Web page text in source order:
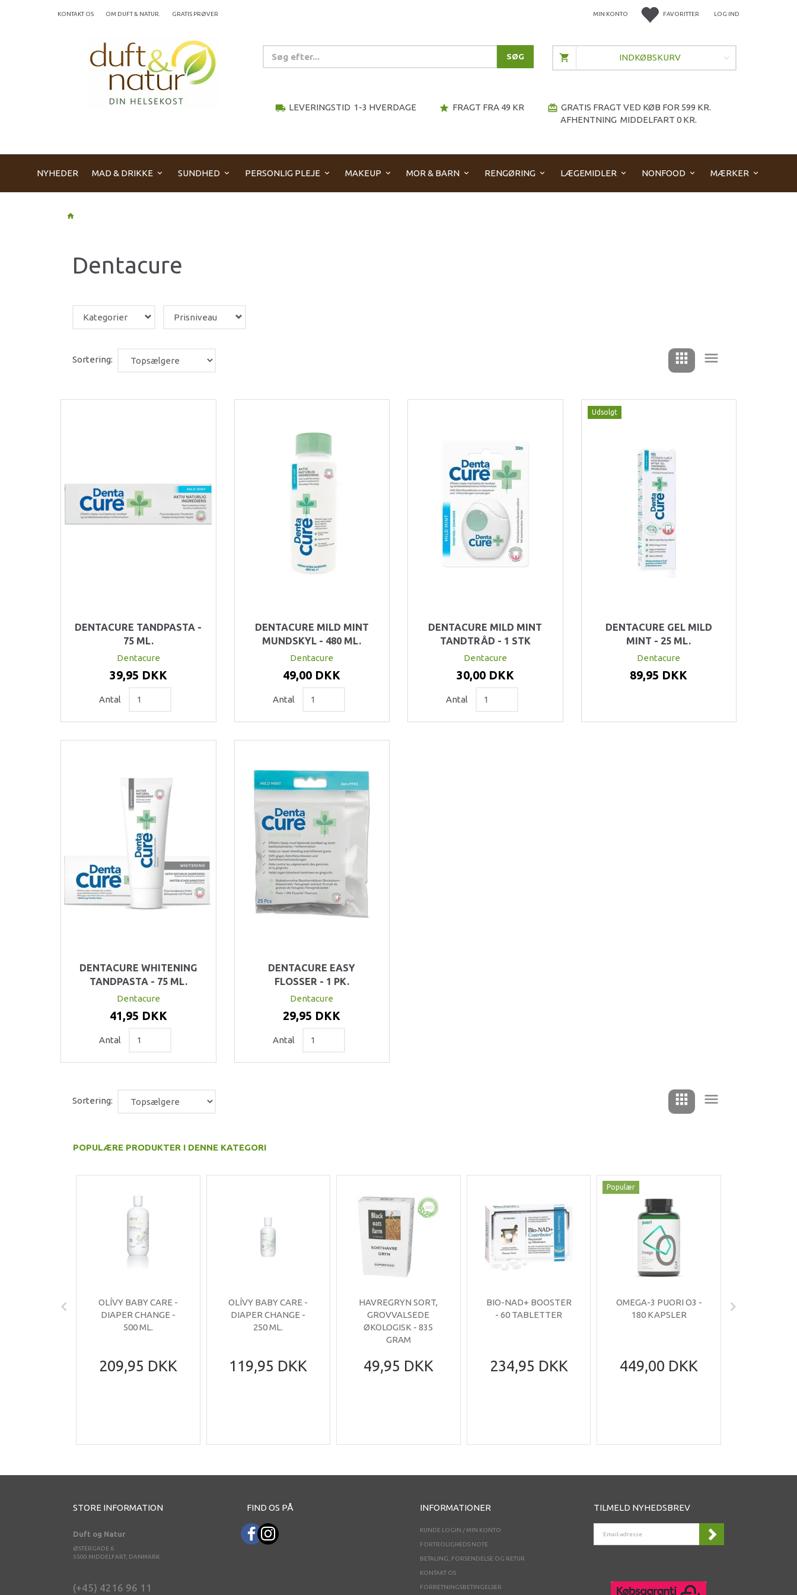
FAVORITTER LOG IND
MIN KONTO
KONTAKT OS OM DUFT & NATUR. GRATIS PRØVER
SØG
local_shipping LEVERINGSTID 1-3 HVERDAGE star FRAGT FRA 49 KR redeem GRATIS FRAGT VED KØB FOR 599 KR.
AFHENTNING MIDDELFART 0 KR.
INDKØBSKURV
NYHEDER MAD & DRIKKE SUNDHED PERSONLIG PLEJE MAKEUP MOR & BARN RENGØRING LÆGEMIDLER NONFOOD MÆRKER
Dentacure
Kategorier Prisniveau
Sortering:
DENTACURE TANDPASTA -
75 ML.
Dentacure
39,95 DKK
Antal
DENTACURE MILD MINT
MUNDSKYL - 480 ML.
Dentacure
49,00 DKK
Antal
DENTACURE MILD MINT
TANDTRÅD - 1 STK
Dentacure
30,00 DKK
Antal
Udsolgt
DENTACURE GEL MILD
MINT - 25 ML.
Dentacure
89,95 DKK
DENTACURE WHITENING
TANDPASTA - 75 ML.
Dentacure
41,95 DKK
Antal
DENTACURE EASY
FLOSSER - 1 PK.
Dentacure
29,95 DKK
Antal
Sortering:
POPULÆRE PRODUKTER I DENNE KATEGORI
OLÍVY BABY CARE -
DIAPER CHANGE -
500 ML.
209,95 DKK
OLÍVY BABY CARE -
DIAPER CHANGE -
250 ML.
119,95 DKK
HAVREGRYN SORT,
GROVVALSEDE
ØKOLOGISK - 835
GRAM
49,95 DKK
BIO-NAD+ BOOSTER
- 60 TABLETTER
234,95 DKK
Populær
OMEGA-3 PUORI O3 -
180 KAPSLER
449,00 DKK
STORE INFORMATION
Duft og Natur
ØSTERGADE 6
5500 MIDDELFART, DANMARK
(+45) 4216 96 11
FIND OS PÅ INFORMATIONER
KUNDE LOGIN / MIN KONTO
FORTROLIGHEDS NOTE
BETALING, FORSENDELSE OG RETUR
KONTAKT OS
FORRETNINGSBETINGELSER
TILMELD NYHEDSBREV
ADRESSE